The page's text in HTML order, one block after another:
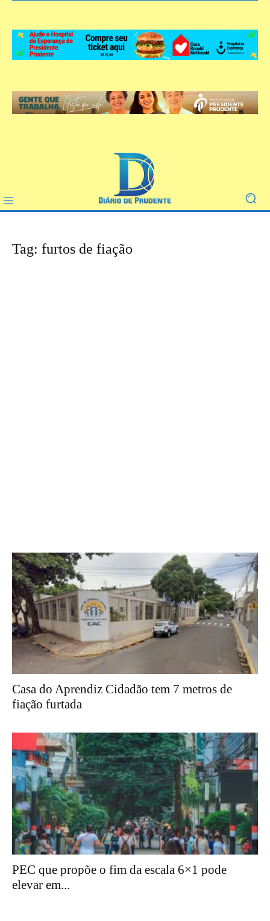
Tag: furtos de fiação
Casa do Aprendiz Cidadão tem 7 metros de
fiação furtada
PEC que propõe o fim da escala 6×1 pode
elevar em...